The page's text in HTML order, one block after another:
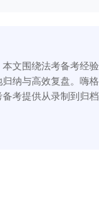
文围绕法考备考经
纳与高效复盘。嗨
考提供从录制到归